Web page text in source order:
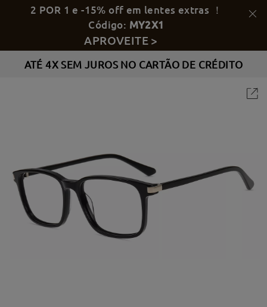
2 POR 1 e -15% off em lentes extras ！
Código: MY2X1
APROVEITE >
ATÉ 4X SEM JUROS NO CARTÃO DE CRÉDITO